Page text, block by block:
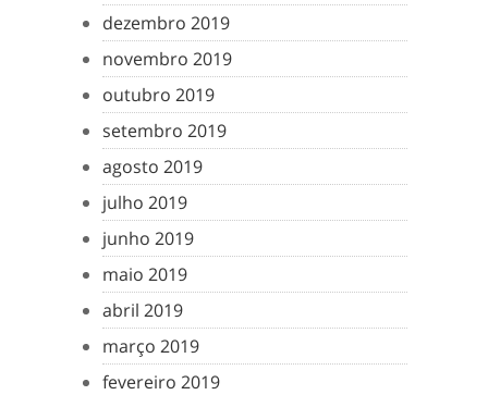
dezembro 2019
novembro 2019
outubro 2019
setembro 2019
agosto 2019
julho 2019
junho 2019
maio 2019
abril 2019
março 2019
fevereiro 2019